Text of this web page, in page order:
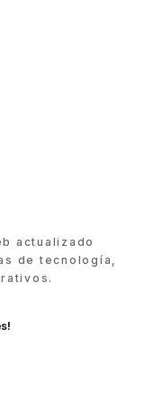
actualizado
de tecnología,